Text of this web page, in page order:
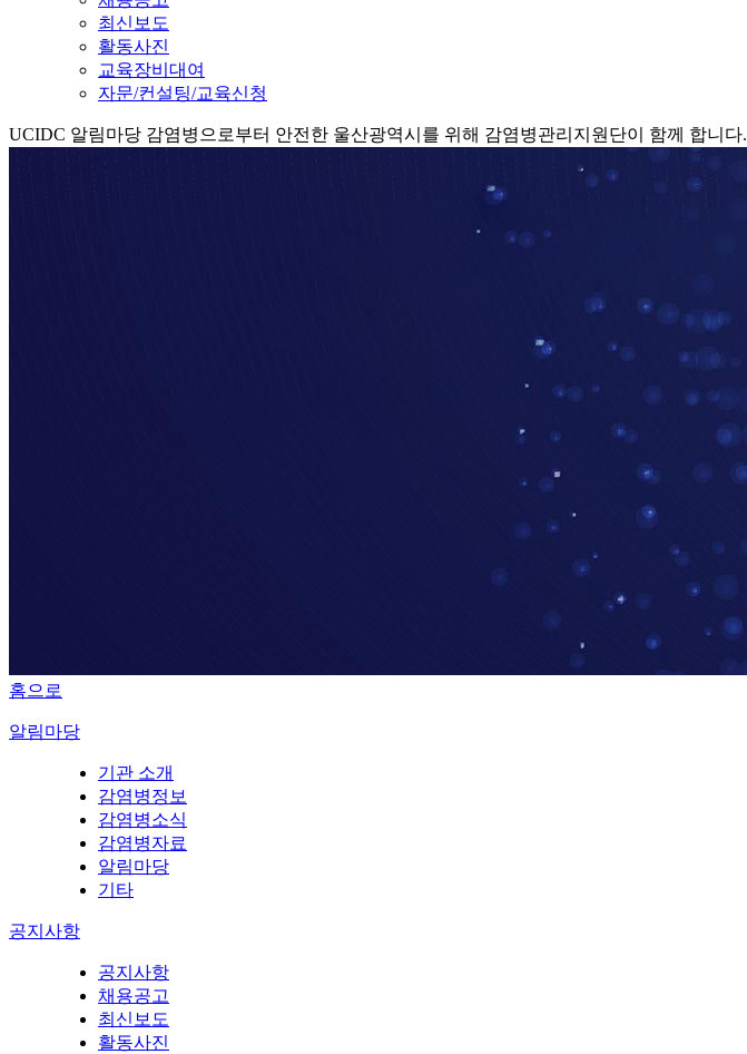
최신보도
활동사진
교육장비대여
자문/컨설팅/교육신청
UCIDC 알림마당 감염병으로부터 안전한 울산광역시를 위해 감염병관리지원단이 함께 합니다.
홈으로
알림마당
기관 소개
감염병정보
감염병소식
감염병자료
알림마당
기타
공지사항
공지사항
채용공고
최신보도
활동사진